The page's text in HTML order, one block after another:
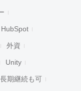
HubSpot
外資
Unity
長期継続も可